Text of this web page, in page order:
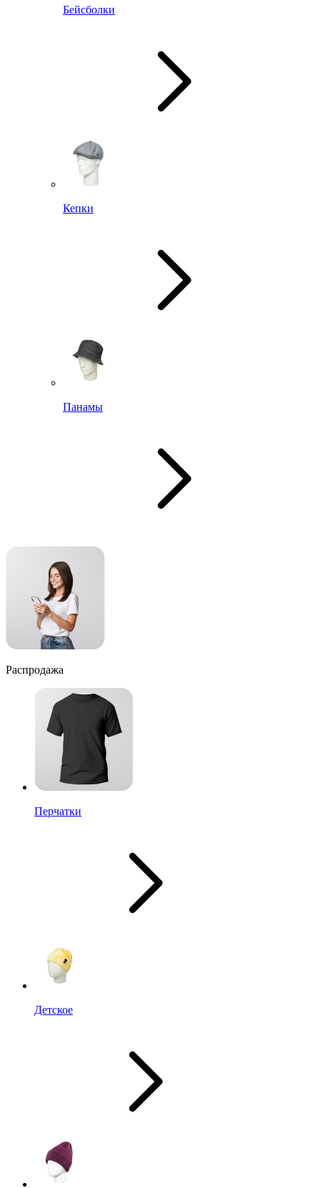
Бейсболки
Кепки
Панамы
Распродажа
Перчатки
Детское